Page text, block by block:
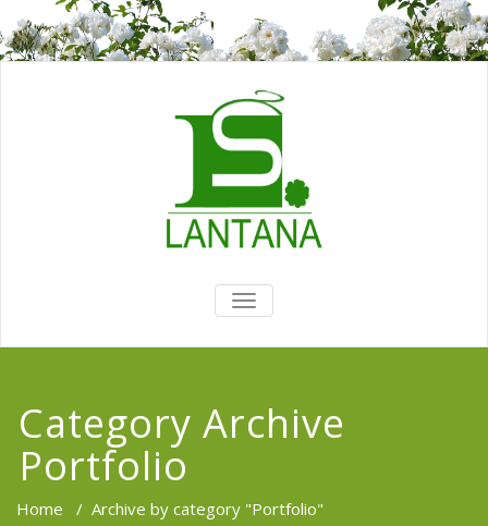
TOGGLE
NAVIGATION
Category Archive
Portfolio
Home / Archive by category "Portfolio"